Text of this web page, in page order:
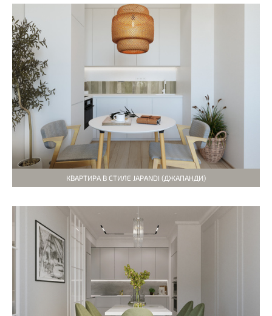
КВАРТИРА В СТИЛЕ JAPANDI (ДЖАПАНДИ)